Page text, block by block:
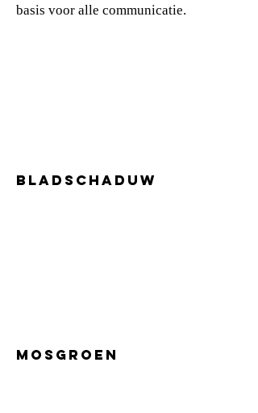
basis voor alle communicatie.
BLADSCHADUW
MOSGROEN